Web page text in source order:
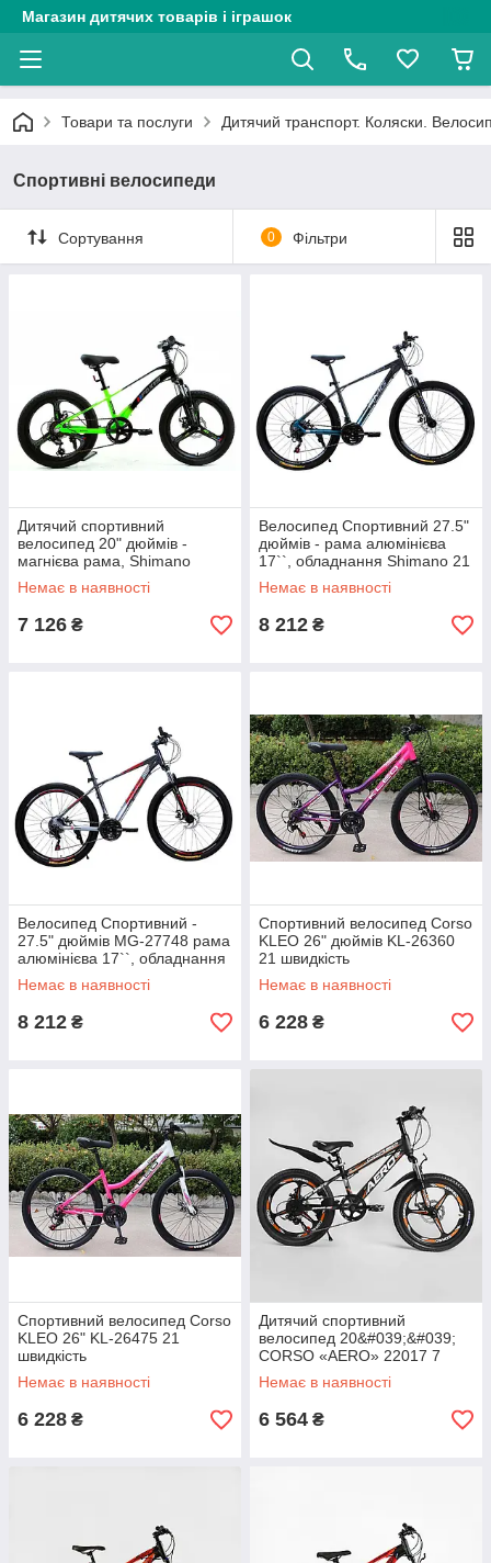
Магазин дитячих товарів і іграшок
Товари та послуги Дитячий транспорт. Коляски.
Спортивні велосипеди
Сортування 0 Фільтри
Дитячий спортивний
велосипед 20" дюймів -
магнієва рама, Shimano
Revoshift 7 швидкостей,
зібраний на 75% Corso «Fox
Немає в наявності
7 126 ₴
Велосипед Спортивний 27.5"
дюймів - рама алюмінієва
17``, обладнання Shimano 21
швидкість, зібран на 75%
Corso «AMG» MG-27843
Немає в наявності
8 212 ₴
Велосипед Спортивний -
27.5" дюймів MG-27748 рама
алюмінієва 17``, обладнання
Shimano 21 швидкість, зібран
на 75% Corso «AMG»
Немає в наявності
8 212 ₴
Спортивний велосипед Corso
KLEO 26" дюймів KL-26360
21 швидкість
Немає в наявності
6 228 ₴
Спортивний велосипед Corso
KLEO 26" KL-26475 21
швидкість
Немає в наявності
6 228 ₴
Дитячий спортивний
велосипед 20&#039;&#039;
CORSO «AERO» 22017 7
швидкостей
Немає в наявності
6 564 ₴